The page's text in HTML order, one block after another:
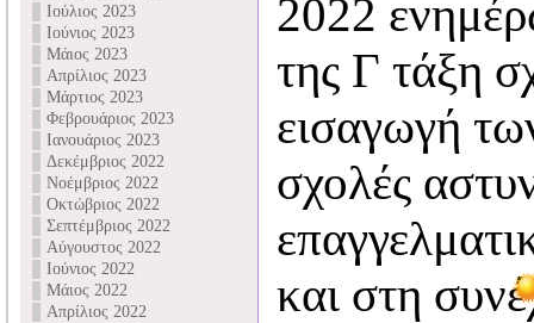
Ιούλιος 2023
Ιούνιος 2023
Μάιος 2023
Απρίλιος 2023
Μάρτιος 2023
Φεβρουάριος 2023
Ιανουάριος 2023
Δεκέμβριος 2022
Νοέμβριος 2022
Οκτώβριος 2022
Σεπτέμβριος 2022
Αύγουστος 2022
Ιούνιος 2022
Μάιος 2022
Απρίλιος 2022
2022
της Γ τάξη
εισαγωγή
σχολές
και στη